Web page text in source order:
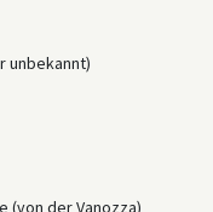
unbekannt)
(von der Vanozza)